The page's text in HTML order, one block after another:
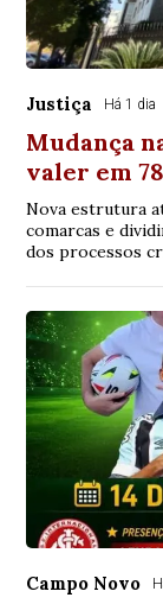
Justiça Há 1 dia
Mudança
valer em
Nova estrutura
comarcas e
dos processos
Campo Novo